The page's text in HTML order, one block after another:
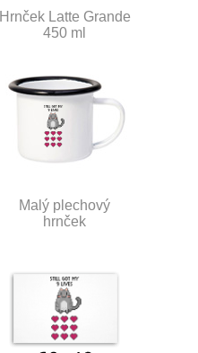
Hrnček Latte Grande
450 ml
Malý plechový
hrnček